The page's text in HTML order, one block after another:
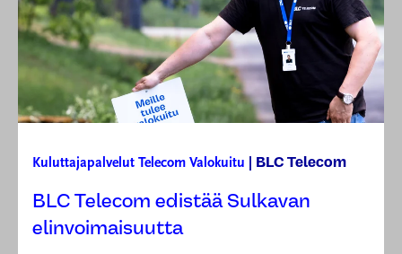
Kuluttajapalvelut Telecom Valokuitu BLC Telecom
BLC Telecom edistää Sulkavan
elinvoimaisuutta